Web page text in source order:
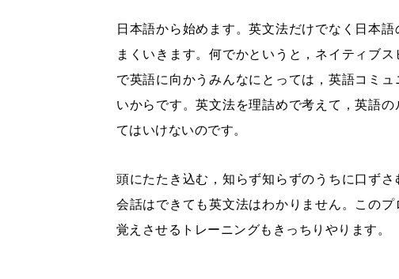
日本語から始めます。英文法だけでなく日本
まくいきます。何でかというと，ネイティブ
で英語に向かうみんなにとっては，英語コミ
いからです。英文法を理詰めで考えて，英語
てはいけないのです。
頭にたたき込む，知らず知らずのうちに口ず
会話はできても英文法はわかりません。この
覚えさせるトレーニングもきっちりやります。